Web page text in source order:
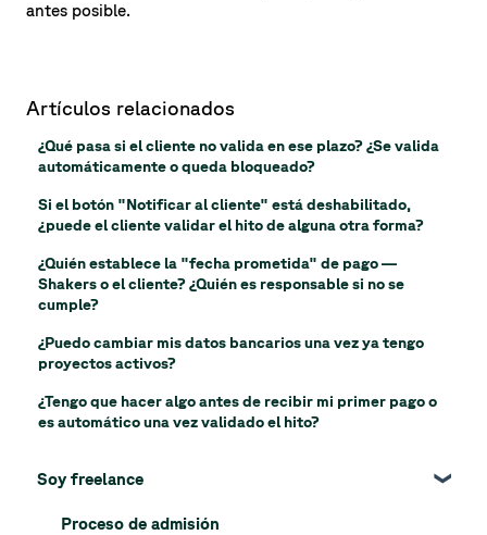
antes posible.
Artículos relacionados
¿Qué pasa si el cliente no valida en ese plazo? ¿Se valida
automáticamente o queda bloqueado?
Si el botón "Notificar al cliente" está deshabilitado,
¿puede el cliente validar el hito de alguna otra forma?
¿Quién establece la "fecha prometida" de pago —
Shakers o el cliente? ¿Quién es responsable si no se
cumple?
¿Puedo cambiar mis datos bancarios una vez ya tengo
proyectos activos?
¿Tengo que hacer algo antes de recibir mi primer pago o
es automático una vez validado el hito?
Soy freelance
Proceso de admisión